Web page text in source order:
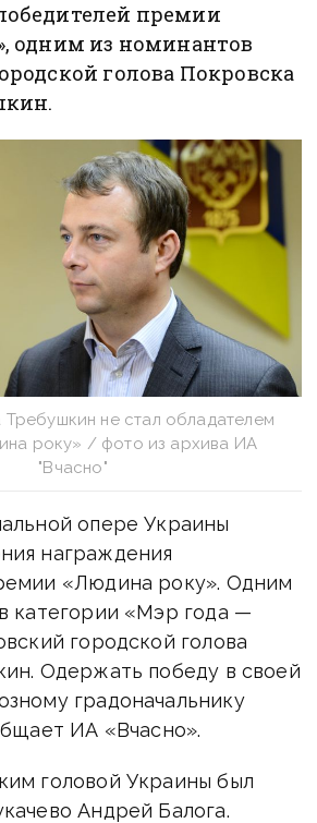
премии
одним из номинантов
голова Покровска
не стал обладателем
року» / фото из архива ИА
"Вчасно"
опере Украины
награждения
«Людина року». Одним
категории «Мэр года —
городской голова
Одержать победу в своей
градоначальнику
ИА «Вчасно».
головой Украины был
Андрей Балога.